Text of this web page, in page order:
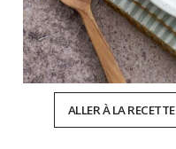
ALLER À LA RECETTE